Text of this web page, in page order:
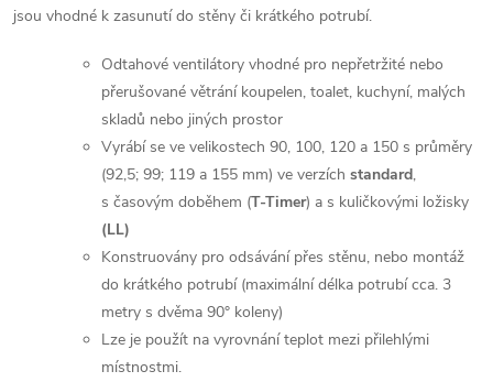
jsou vhodné k zasunutí do stěny či krátkého potrubí.
Odtahové ventilátory vhodné pro nepřetržité nebo
přerušované větrání koupelen, toalet, kuchyní, malých
skladů nebo jiných prostor
Vyrábí se ve velikostech 90, 100, 120 a 150 s průměry
(92,5; 99; 119 a 155 mm) ve verzích standard,
s časovým doběhem (T-Timer) a s kuličkovými ložisky
(LL)
Konstruovány pro odsávání přes stěnu, nebo montáž
do krátkého potrubí (maximální délka potrubí cca. 3
metry s dvěma 90° koleny)
Lze je použít na vyrovnání teplot mezi přilehlými
místnostmi.